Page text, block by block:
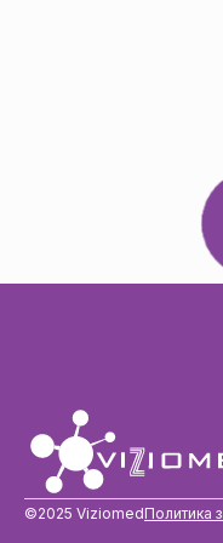
©2025 ViziomedПолитика